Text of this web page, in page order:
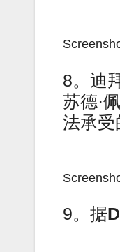
8。迪
苏德·
法承受
9。据